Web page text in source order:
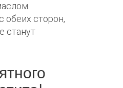
обеих сторон,
станут